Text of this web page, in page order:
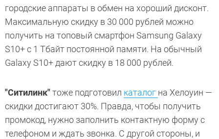
городские аппараты в обмен на хороший дисконт.
Максимальную скидку в 30 000 рублей можно
получить на топовый смартфон Samsung Galaxy
S10+ с 1 Тбайт постоянной памяти. На обычный
Galaxy S10+ дают скидку в 18 000 рублей.
"Ситилинк"тоже подготовил каталог на Хелоуин —
скидки достигают 30%. Правда, чтобы получить
промокод, нужно заполнить контактную форму с
телефоном и ждать звонка. С другой стороны, и